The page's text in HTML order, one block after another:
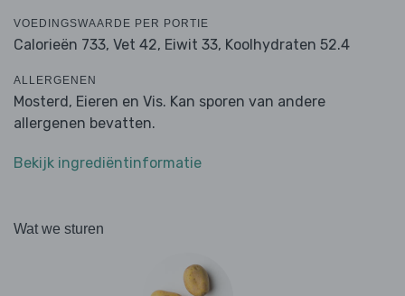
VOEDINGSWAARDE PER PORTIE
Calorieën 733, Vet 42, Eiwit 33, Koolhydraten 52.4
ALLERGENEN
Mosterd, Eieren en Vis. Kan sporen van andere
allergenen bevatten.
Bekijk ingrediëntinformatie
Wat we sturen